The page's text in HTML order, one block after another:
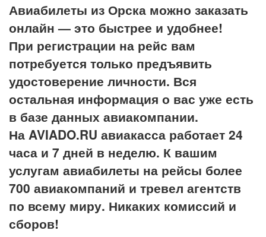
Авиабилеты из Орска можно заказать
онлайн — это быстрее и удобнее!
При регистрации на рейс вам
потребуется только предъявить
удостоверение личности. Вся
остальная информация о вас уже есть
в базе данных авиакомпании.
На AVIADO.RU авиакасса работает 24
часа и 7 дней в неделю. К вашим
услугам авиабилеты на рейсы более
700 авиакомпаний и тревел агентств
по всему миру. Никаких комиссий и
сборов!